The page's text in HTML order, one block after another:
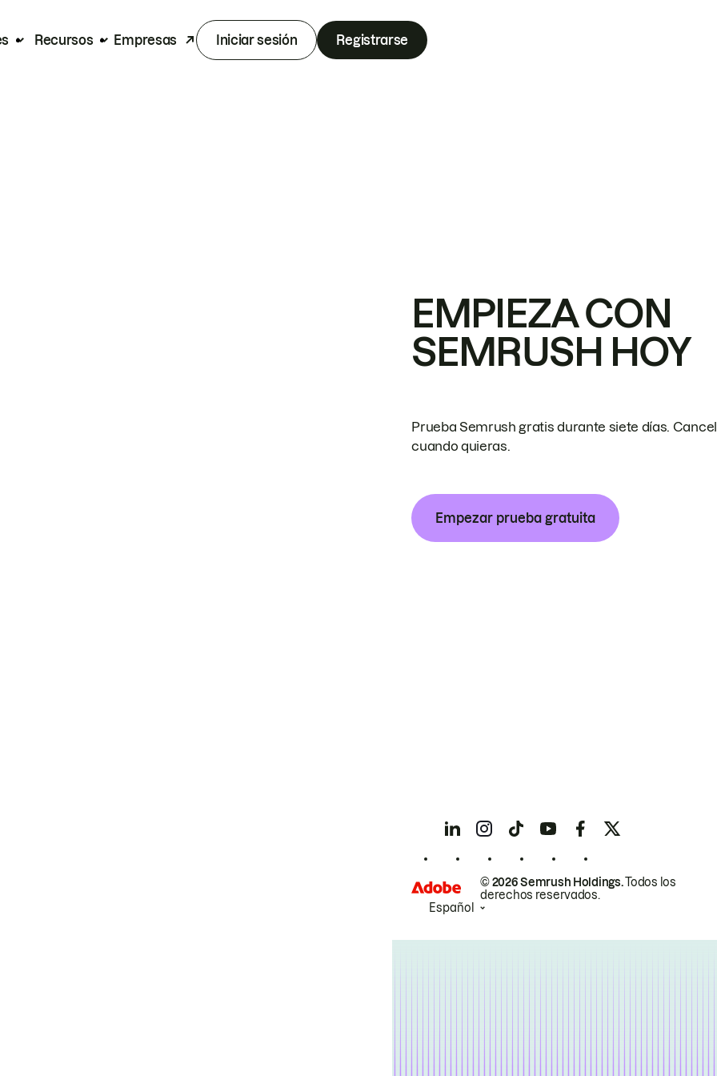
Recursos Empresas Iniciar sesión Registrarse
EMPIEZA CON
SEMRUSH HOY
Prueba Semrush gratis durante siete días.
cuando quieras.
Empezar prueba gratuita
© 2026 Semrush Holdings.Todos los
derechos reservados.
Español